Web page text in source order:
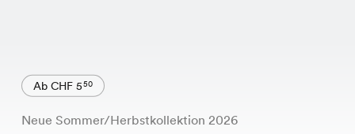
Ab CHF 550
Neue Sommer/Herbstkollektion 2026